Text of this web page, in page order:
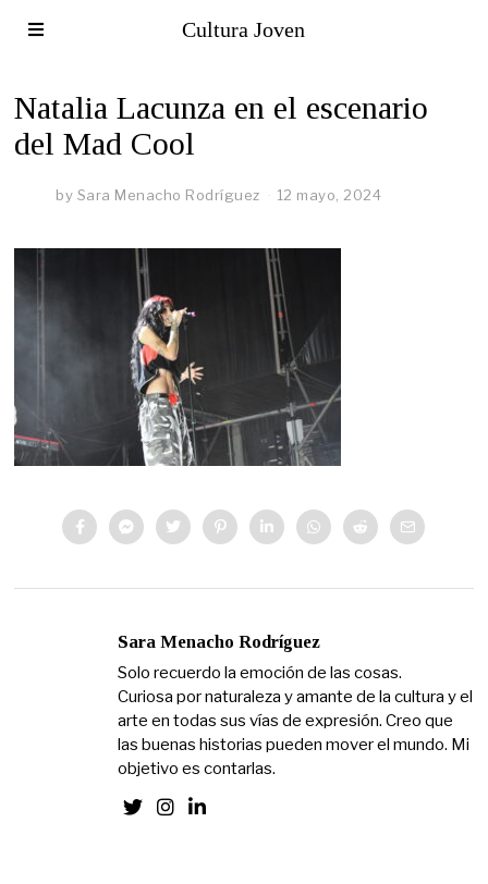
Cultura Joven
Natalia Lacunza en el escenario
del Mad Cool
by Sara Menacho Rodríguez 12 mayo, 2024
Sara Menacho Rodríguez
Solo recuerdo la emoción de las cosas.
Curiosa por naturaleza y amante de la cultura y el
arte en todas sus vías de expresión. Creo que
las buenas historias pueden mover el mundo. Mi
objetivo es contarlas.